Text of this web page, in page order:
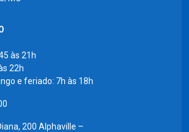
às 21h
22h
e feriado: 7h às 18h
200 Alphaville –